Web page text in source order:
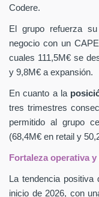
Codere.
El grupo refuerza
negocio con un
cuales 111,5M€ se
y 9,8M€ a expansión.
En cuanto a la
tres trimestres
permitido al grupo
(68,4M€ en retail y
Fortaleza operativa
La tendencia
inicio de 2026, con